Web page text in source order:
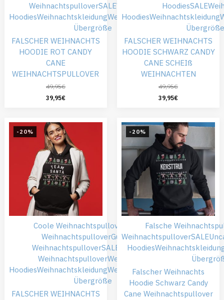
WeihnachtspulloverSALEWeihnachts
HoodiesWeihnachtskleidungWeihnachtspullover
Übergröße
FALSCHER WEIHNACHTS
HOODIE ROT CANDY
CANE
WEIHNACHTSPULLOVER
49,95€
39,95€
HoodiesSALE
HoodiesWeihnachtskleidung
FALSCHER WEIHNACHTS
HOODIE SCHWARZ CANDY
CANE SCHEIß
WEIHNACHTEN
49,95€
39,95€
-20%
Coole Weihnachtspullover
Falsche
WeihnachtspulloverGünstiger
WeihnachtspulloverSALE
Schwarze
WeihnachtspulloverWeihnachts
HoodiesWeihnachtskleidungWeihnachtspullover
Übergröße
FALSCHER WEIHNACHTS
-20%
Falsche
WeihnachtspulloverSALE
Hoodies
Falscher Weihnachts
Hoodie Schwarz Candy
Cane Weihnachtspullover